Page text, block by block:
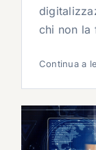
chi non la
Continua a